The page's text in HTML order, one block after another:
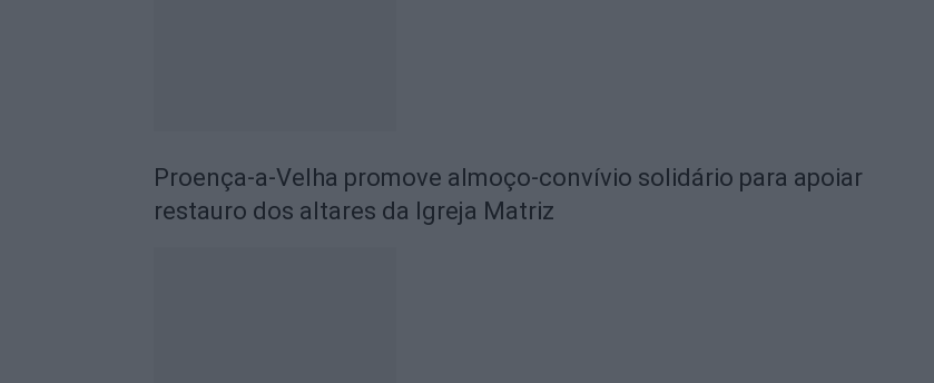
Proença-a-Velha promove almoço-convívio solidário para apoiar
restauro dos altares da Igreja Matriz